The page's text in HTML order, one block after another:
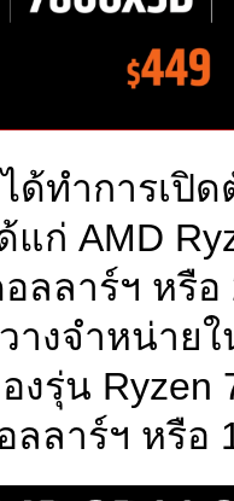
ด้ทำการเปิ
แก่ AMD
ลลาร์ฯ หรือ
างจำหน่าย
งรุ่น Ryzen
ลลาร์ฯ หรือ